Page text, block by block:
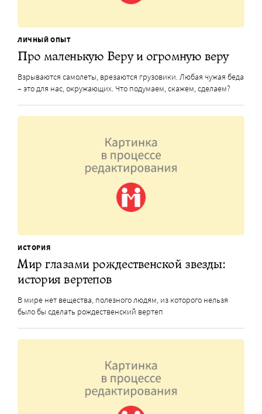
ЛИЧНЫЙ ОПЫТ
Про маленькую Веру и огромную веру
Взрываются самолеты, врезаются грузовики. Любая чужая беда
– это для нас, окружающих. Что подумаем, скажем, сделаем?
ИСТОРИЯ
Мир глазами рождественской звезды:
история вертепов
В мире нет вещества, полезного людям, из которого нельзя
было бы сделать рождественский вертеп